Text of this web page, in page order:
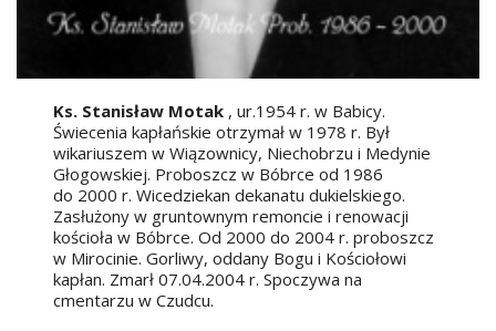
Ks. Stanisław Motak , ur.1954 r. w Babicy.
Świecenia kapłańskie otrzymał w 1978 r. Był
wikariuszem w Wiązownicy, Niechobrzu i Medynie
Głogowskiej. Proboszcz w Bóbrce od 1986
do 2000 r. Wicedziekan dekanatu dukielskiego.
Zasłużony w gruntownym remoncie i renowacji
kościoła w Bóbrce. Od 2000 do 2004 r. proboszcz
w Mirocinie. Gorliwy, oddany Bogu i Kościołowi
kapłan. Zmarł 07.04.2004 r. Spoczywa na
cmentarzu w Czudcu.